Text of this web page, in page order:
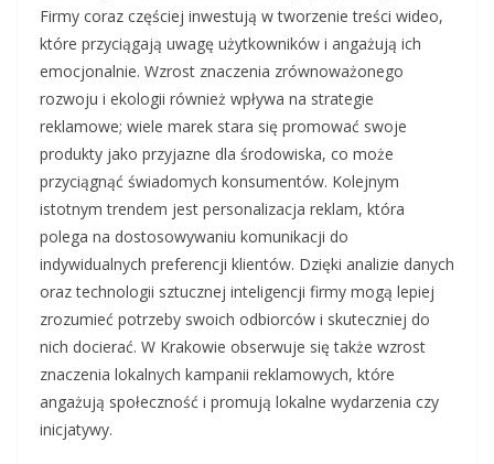
Firmy coraz częściej inwestują w tworzenie treści wideo,
które przyciągają uwagę użytkowników i angażują ich
emocjonalnie. Wzrost znaczenia zrównoważonego
rozwoju i ekologii również wpływa na strategie
reklamowe; wiele marek stara się promować swoje
produkty jako przyjazne dla środowiska, co może
przyciągnąć świadomych konsumentów. Kolejnym
istotnym trendem jest personalizacja reklam, która
polega na dostosowywaniu komunikacji do
indywidualnych preferencji klientów. Dzięki analizie danych
oraz technologii sztucznej inteligencji firmy mogą lepiej
zrozumieć potrzeby swoich odbiorców i skuteczniej do
nich docierać. W Krakowie obserwuje się także wzrost
znaczenia lokalnych kampanii reklamowych, które
angażują społeczność i promują lokalne wydarzenia czy
inicjatywy.